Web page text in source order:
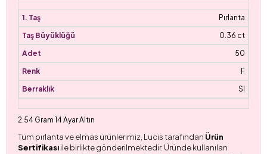
Pırlanta
0.36 ct
50
F
SI
2.54 Gram 14 Ayar Altın
Tüm pırlanta ve elmas ürünlerimiz, Lucis tarafından Ürün
Sertifikasıile birlikte gönderilmektedir. Üründe kullanılan